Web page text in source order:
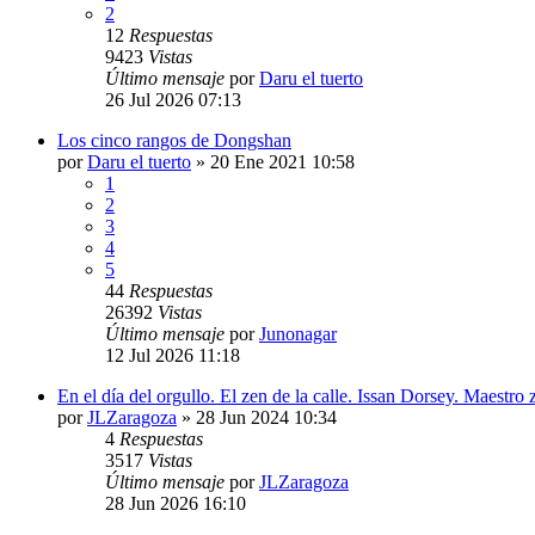
2
12 Respuestas
9423 Vistas
Último mensaje porDaru el tuerto
26 Jul 2026 07:13
Los cinco rangos de Dongshan
porDaru el tuerto » 20 Ene 2021 10:58
1
2
3
4
5
44 Respuestas
26392 Vistas
Último mensaje porJunonagar
12 Jul 2026 11:18
En el día del orgullo. El zen de la calle. Issan Dorsey. Maestro
porJLZaragoza » 28 Jun 2024 10:34
4 Respuestas
3517 Vistas
Último mensaje porJLZaragoza
28 Jun 2026 16:10